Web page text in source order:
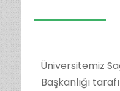
Üniversitemiz
Başkanlığı